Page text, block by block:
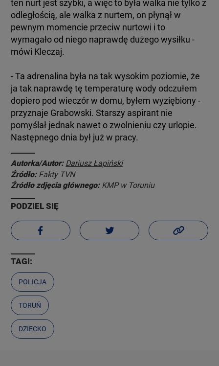
ten nurt jest szybki, a więc to była walka nie tylko z
odległością, ale walka z nurtem, on płynął w
pewnym momencie przeciw nurtowi i to
wymagało od niego naprawdę dużego wysiłku -
mówi Kleczaj.
- Ta adrenalina była na tak wysokim poziomie, że
ja tak naprawdę tę temperaturę wody odczułem
dopiero pod wieczór w domu, byłem wyziębiony -
przyznaje Grabowski. Starszy aspirant nie
pomyślał jednak nawet o zwolnieniu czy urlopie.
Następnego dnia był już w pracy.
Autorka/Autor: Dariusz Łapiński
Źródło: Fakty TVN
Źródło zdjęcia głównego: KMP w Toruniu
PODZIEL SIĘ
TAGI:
POLICJA
TORUŃ
DZIECKO